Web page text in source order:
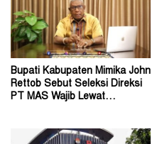
Bupati Kabupaten Mimika John
Rettob Sebut Seleksi Direksi
PT MAS Wajib Lewat